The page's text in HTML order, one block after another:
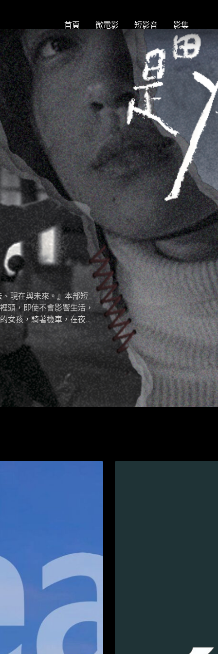
首頁 微電影 短影音 影集
《當雲是
現在與未來。』本部短
頭，即使不會影響生活，
女孩，騎著機車，在夜裡
意外地觸發了過去的傷